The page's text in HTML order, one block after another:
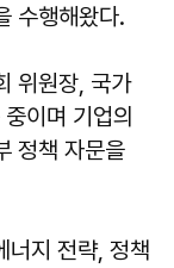
수행해왔다.
위원장, 국가
이며 기업의
정책 자문을
너지 전략, 정책